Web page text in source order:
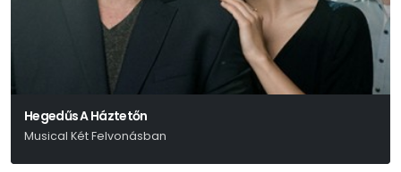
Hegedűs A Háztetőn
Musical Két Felvonásban